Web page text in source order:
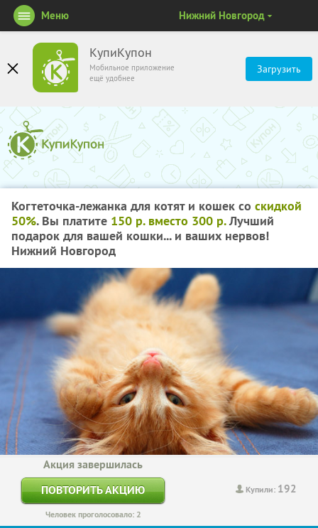
КупиКупон
Мобильное приложение
ещё удобнее
Загрузить
Меню Нижний Новгород
Когтеточка-лежанка для котят и кошек со скидкой
50%. Вы платите 150 р. вместо 300 р.Лучший
подарок для вашей кошки... и ваших нервов!
Нижний Новгород
Купили: 192
Акция завершилась
ПОВТОРИТЬ АКЦИЮ
Человек проголосовало: 2